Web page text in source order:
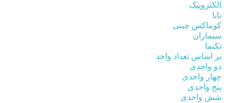
الکتروپیک
تابا
کوماکس چینی
سیماران
تکنما
بر اساس تعداد واحد
دو واحدی
چهار واحدی
پنج واحدی
شش واحدی